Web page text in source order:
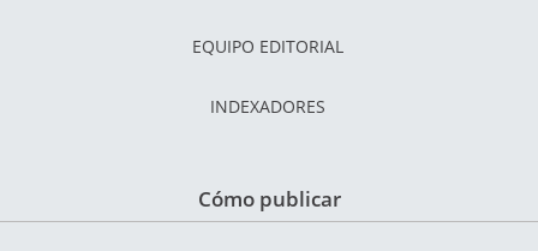
EQUIPO EDITORIAL
INDEXADORES
Cómo publicar